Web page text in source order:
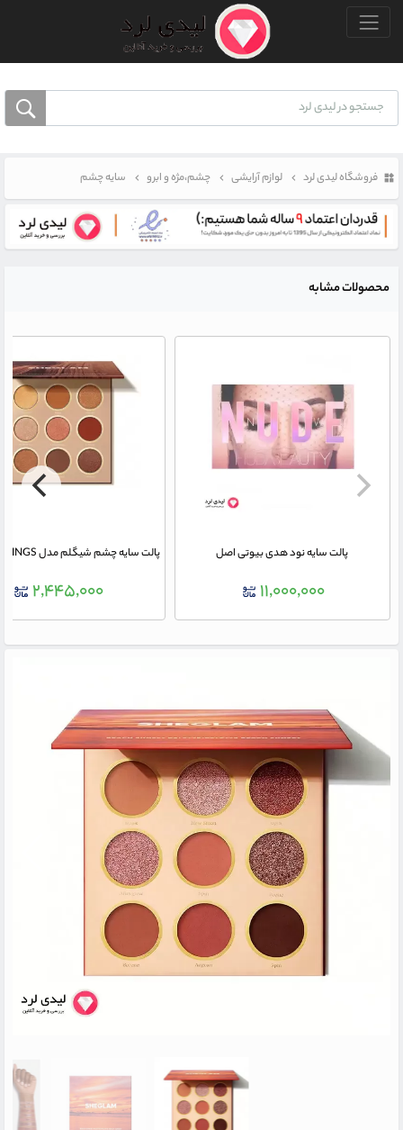
منو بالا
فروشگاه لیدی لرد لوازم آرایشی چشم،مژه و ابرو سایه چشم
محصولات مشابه
پالت سایه نود هدی بیوتی اصل
۱۱,۰۰۰,۰۰۰ ۲,۴۴۵,۰۰۰